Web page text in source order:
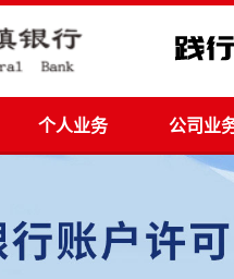
个人业务 公司业